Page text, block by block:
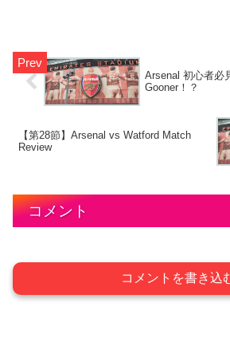
Arsenal 初心者必
Gooner！？
【第28節】Arsenal vs Watford Match
Review
コメント
コメントを書き込